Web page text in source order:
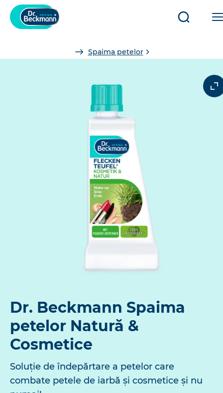
Spaima petelor
Dr. Beckmann Spaima
petelor Natură &
Cosmetice
Soluție de îndepărtare a petelor care
combate petele de iarbă și cosmetice și nu